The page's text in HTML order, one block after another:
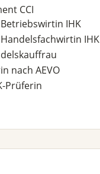
CCI
IHK
IHK
nach AEVO
Prüferin